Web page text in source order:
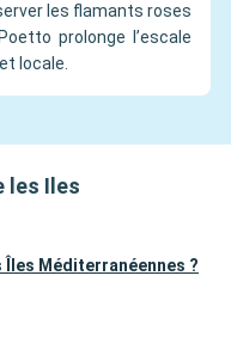
les flamants roses
prolonge l’escale
locale.
les Iles
Méditerranéennes ?